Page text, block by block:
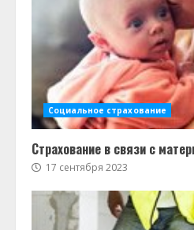
Социальное страхование
Страхование в связи с
17 сентября 2023